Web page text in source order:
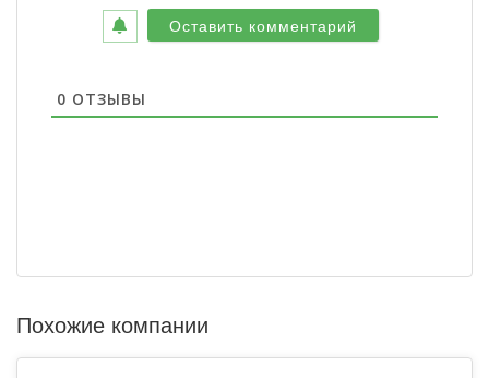
0 ОТЗЫВЫ
Похожие компании